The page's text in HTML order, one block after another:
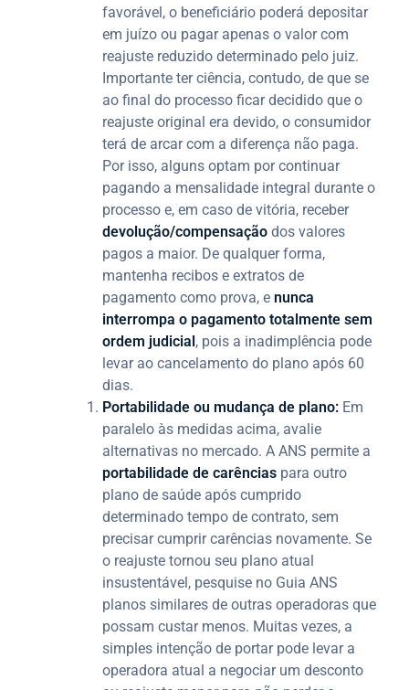
favorável, o beneficiário poderá depositar
em juízo ou pagar apenas o valor com
reajuste reduzido determinado pelo juiz.
Importante ter ciência, contudo, de que se
ao final do processo ficar decidido que o
reajuste original era devido, o consumidor
terá de arcar com a diferença não paga.
Por isso, alguns optam por continuar
pagando a mensalidade integral durante o
processo e, em caso de vitória, receber
devolução/compensação dos valores
pagos a maior. De qualquer forma,
mantenha recibos e extratos de
pagamento como prova, enunca
interrompa o pagamento totalmente sem
ordem judicial, pois a inadimplência pode
levar ao cancelamento do plano após 60
dias.
Portabilidade ou mudança de plano: Em
paralelo às medidas acima, avalie
alternativas no mercado. A ANS permite a
portabilidade de carências para outro
plano de saúde após cumprido
determinado tempo de contrato, sem
precisar cumprir carências novamente. Se
o reajuste tornou seu plano atual
insustentável, pesquise no Guia ANS
planos similares de outras operadoras que
possam custar menos. Muitas vezes, a
simples intenção de portar pode levar a
operadora atual a negociar um desconto